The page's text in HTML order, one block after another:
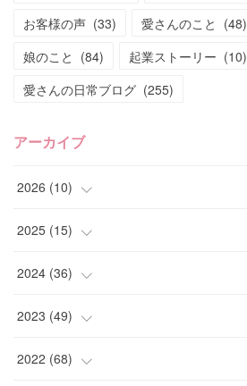
お客様の声 (33) 愛さんのこと (48)
娘のこと (84) 起業ストーリー (10)
愛さんの日常ブログ (255)
アーカイブ
2026 (10)
(1)
(4)
(2)
(1)
2025 (15)
(4)
(2)
(2)
2024 (36)
(2)
(2)
2023 (49)
(1)
2022 (68)